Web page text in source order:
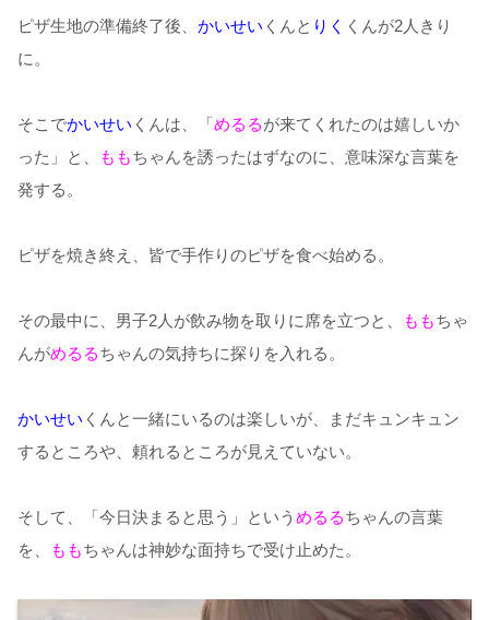
ピザ生地の準備終了後、 かいせい くんと りく くんが2人きり
に。
そこでかいせい くんは、「めるるが来てくれたのは嬉しいか
った」と、
ももちゃんを誘ったはずなのに、意味深な言葉を
発する。
ピザを焼き終え、皆で手作りのピザを食べ始める。
その最中に、男子2人が飲み物を取りに席を立つと、 ももちゃ
んがめるるちゃんの気持ちに探りを入れる。
かいせい くんと一緒にいるのは楽しいが、まだキュンキュン
するところや、頼れるところが見えていない。
そして、「今日決まると思う」という めるるちゃんの言葉
を、
ももちゃんは神妙な面持ちで受け止めた。